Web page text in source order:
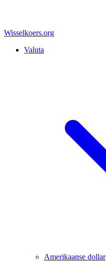
Wisselkoers.org
Valuta
Amerikaanse dollar